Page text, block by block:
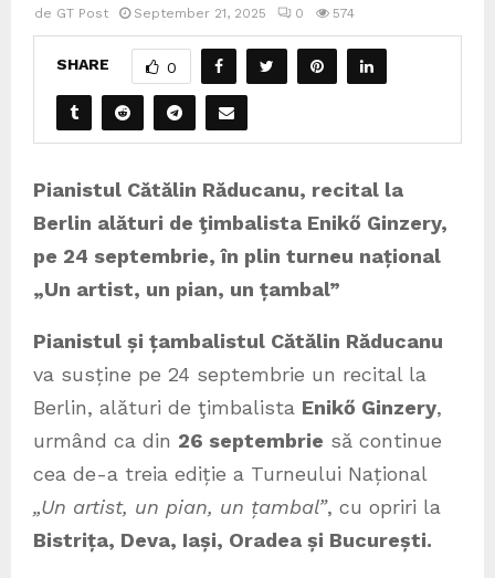
de GT Post September 21, 2025 0 574
SHARE 0
Pianistul Cătălin Răducanu, recital la
Berlin alături de ţimbalista Enikő Ginzery,
pe 24 septembrie, în plin turneu național
„Un artist, un pian, un țambal”
Pianistul și țambalistul Cătălin Răducanu
va susține pe 24 septembrie un recital la
Berlin, alături de ţimbalista Enikő Ginzery,
urmând ca din 26 septembrie să continue
cea de-a treia ediție a Turneului Național
„Un artist, un pian, un țambal”, cu opriri la
Bistrița, Deva, Iași, Oradea și București.